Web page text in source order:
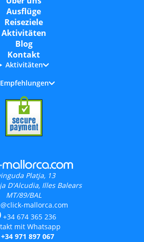
Ausflüge
Reiseziele
Aktivitäten
Blog
Kontakt
Aktivitäten
Empfehlungen
Platja, 13
D'Alcudia, Illes Balears
MT/89/BAL
mallorca.com
+34 674 365 236
mit Whatsapp
971 897 067